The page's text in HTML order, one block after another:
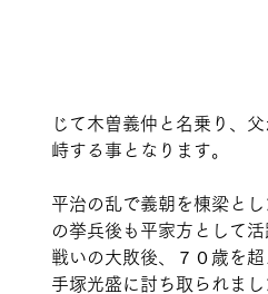
じて木曽義仲と名乗り、
峙する事となります。
平治の乱で義朝を棟梁と
の挙兵後も平家方として
戦いの大敗後、７０歳を
手塚光盛に討ち取られま